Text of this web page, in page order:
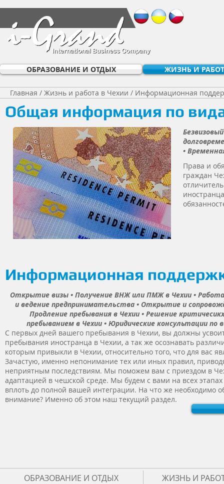
ОБРАЗОВАНИЕ И ОТДЫХ ЖИЗНЬ И
Главная / Жизнь и работа в Чехии / Информационная
Общая информация по
•
Права и
граждан
Информационная
Открытие визы • Получение ВНЖ или ПМЖ в Чехии • Работа
и ведение предпринимательства • Открытие и
Продление пребывания в Чехии • Решение
пребыванием в Чехии • Юридические консультации по
С первых дней вашего пребывания в Чехии, вы должны
пребывания иностранца в Чехии, а так же осознавать
которым привыкли в Чехии, относительно того, что для вас
Зачастую, именно непонимание тех или иных правил,
неприятным последствиям. Мы поможем вам с приездом в
адаптацией в чешской среде. Мы будем с вами на всех
вплоть до полной вашей интеграции. На что же необходимо
внимание? Именно об этом наш текущий раздел.
ОБРАЗОВАНИЕ И ОТДЫХ ЖИЗНЬ И